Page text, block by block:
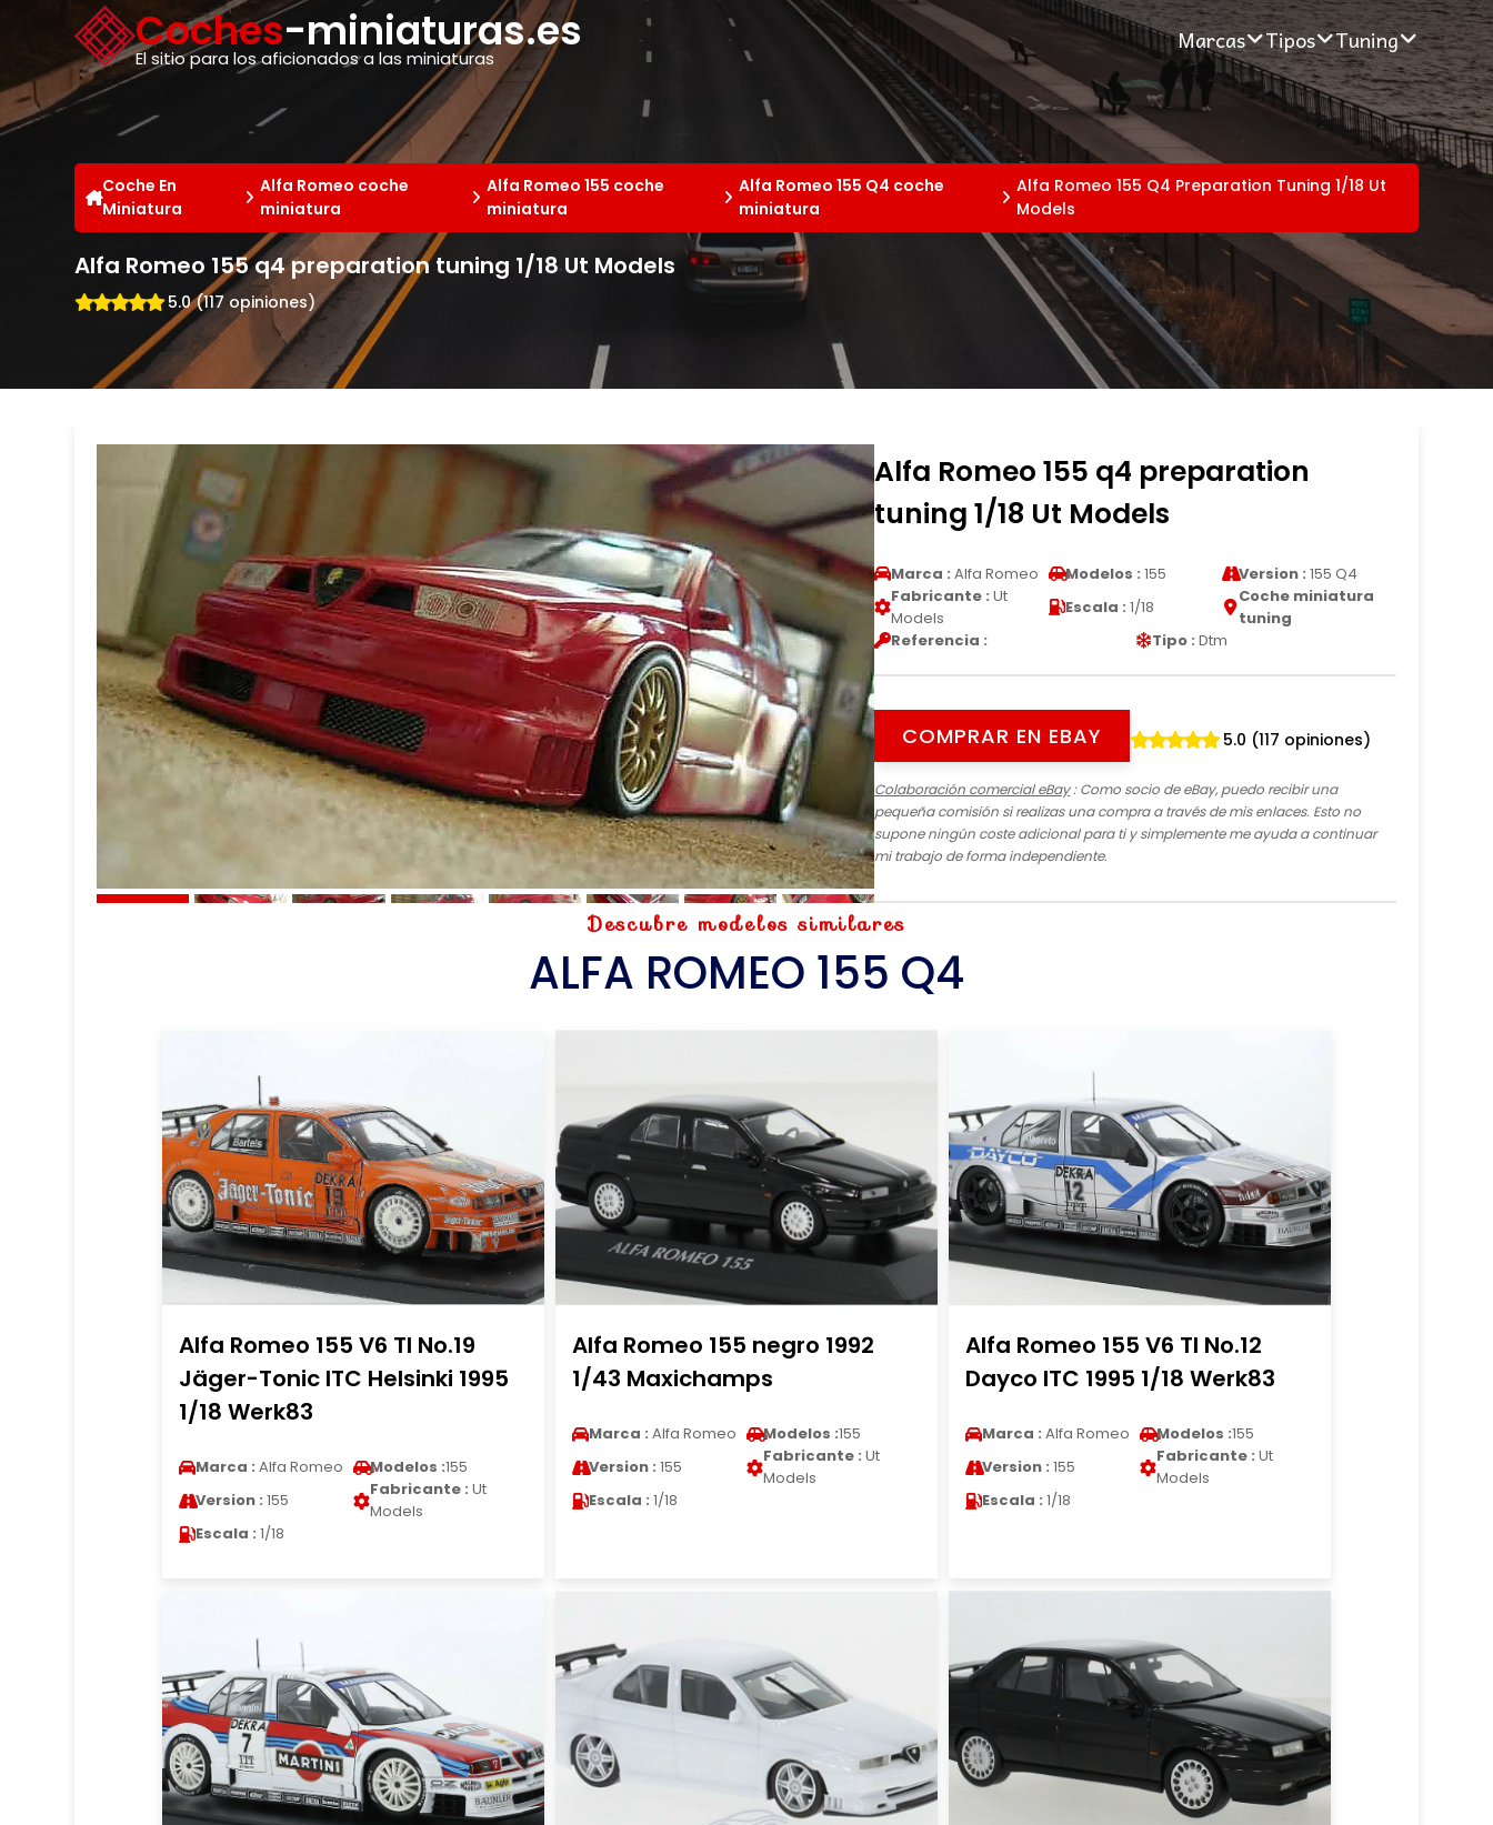
Coches-miniaturas.es
El sitio para los aficionados a las miniaturas
Marcas Tipos Tuning
Coche En
Miniatura
Alfa Romeo coche
miniatura
Alfa Romeo 155 coche
miniatura
Alfa Romeo 155 Q4 coche
miniatura
Alfa Romeo 155 Q4 Preparation Tuning 1/18 Ut
Models
Alfa Romeo 155 q4 preparation tuning 1/18 Ut Models
5.0 (117 opiniones)
Alfa Romeo 155 q4 preparation
tuning 1/18 Ut Models
Marca : Alfa Romeo Modelos : 155 Version : 155 Q4
Fabricante : Ut
Models
Escala : 1/18
Coche miniatura
tuning
Referencia :
Tipo : Dtm
COMPRAR EN EBAY 5.0 (117 opiniones)
Colaboración comercial eBay: Como socio de eBay, puedo recibir una
pequeña comisión si realizas una compra a través de mis enlaces. Esto no
supone ningún coste adicional para ti y simplemente me ayuda a continuar
mi trabajo de forma independiente.
Descubre modelos similares
ALFA ROMEO 155 Q4
Alfa Romeo 155 V6 TI No.19
Jäger-Tonic ITC Helsinki 1995
1/18 Werk83
Marca : Alfa Romeo Modelos :155
Version : 155
Fabricante : Ut
Models
Escala : 1/18
Alfa Romeo 155 negro 1992
1/43 Maxichamps
Marca : Alfa Romeo Modelos :155
Version : 155
Fabricante : Ut
Models
Escala : 1/18
Alfa Romeo 155 V6 TI No.12
Dayco ITC 1995 1/18 Werk83
Marca : Alfa Romeo Modelos :155
Version : 155
Fabricante : Ut
Models
Escala : 1/18
Panel de gestión de cookies